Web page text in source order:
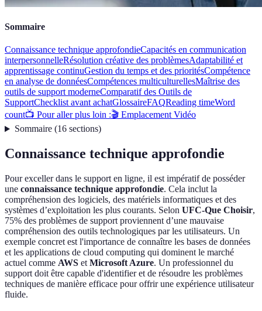
Sommaire
Connaissance technique approfondieCapacités en communication
interpersonnelleRésolution créative des problèmesAdaptabilité et
apprentissage continuGestion du temps et des prioritésCompétence
en analyse de donnéesCompétences multiculturellesMaîtrise des
outils de support moderneComparatif des Outils de
SupportChecklist avant achatGlossaireFAQReading timeWord
count📺 Pour aller plus loin :🎬 Emplacement Vidéo
Sommaire(16 sections)
Connaissance technique approfondie
Pour exceller dans le support en ligne, il est impératif de posséder
une connaissance technique approfondie. Cela inclut la
compréhension des logiciels, des matériels informatiques et des
systèmes d’exploitation les plus courants. Selon UFC-Que Choisir,
75% des problèmes de support proviennent d’une mauvaise
compréhension des outils technologiques par les utilisateurs. Un
exemple concret est l'importance de connaître les bases de données
et les applications de cloud computing qui dominent le marché
actuel comme AWS et Microsoft Azure. Un professionnel du
support doit être capable d'identifier et de résoudre les problèmes
techniques de manière efficace pour offrir une expérience utilisateur
fluide.